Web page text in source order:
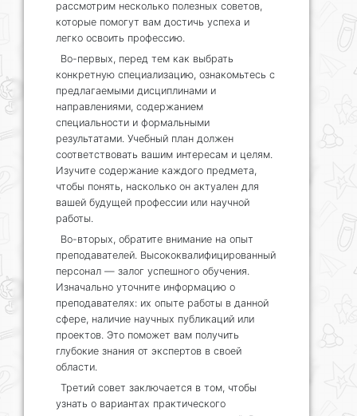
рассмотрим несколько полезных советов,
которые помогут вам достичь успеха и
легко освоить профессию.
Во-первых, перед тем как выбрать
конкретную специализацию, ознакомьтесь с
предлагаемыми дисциплинами и
направлениями, содержанием
специальности и формальными
результатами. Учебный план должен
соответствовать вашим интересам и целям.
Изучите содержание каждого предмета,
чтобы понять, насколько он актуален для
вашей будущей профессии или научной
работы.
Во-вторых, обратите внимание на опыт
преподавателей. Высококвалифицированный
персонал — залог успешного обучения.
Изначально уточните информацию о
преподавателях: их опыте работы в данной
сфере, наличие научных публикаций или
проектов. Это поможет вам получить
глубокие знания от экспертов в своей
области.
Третий совет заключается в том, чтобы
узнать о вариантах практического